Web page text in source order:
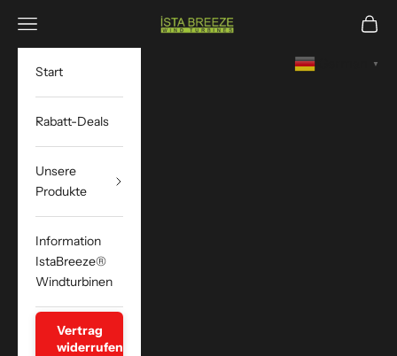
istabreeze.store
Navigationsmenü öffnen
Start
Rabatt-Deals
Unsere
Produkte
Information
IstaBreeze®
Windturbinen
Vertrag
widerrufen
▼